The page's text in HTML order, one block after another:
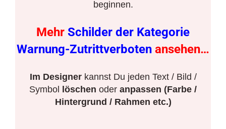
beginnen.
Mehr Schilder der Kategorie
Warnung-Zutrittverboten ansehen…
Im Designerkannst Du jeden Text / Bild /
Symbol
löschen oder anpassen (Farbe /
Hintergrund / Rahmen etc.)